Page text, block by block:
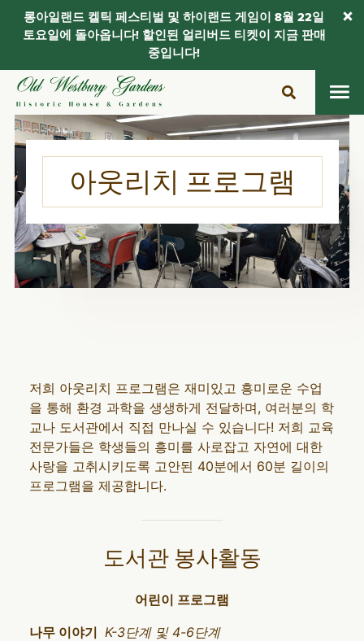
아웃리치 프로그램
저희 아웃리치 프로그램은 재미있고 흥미로운 수업
을 통해 환경 과학을 생생하게 전달하며, 여러분의 학
교나 도서관에서 직접 만나실 수 있습니다! 저희 교육
전문가들은 학생들의 흥미를 사로잡고 자연에 대한
사랑을 고취시키도록 고안된 40분에서 60분 길이의
프로그램을 제공합니다.
도서관 봉사활동
어린이 프로그램
나무 이야기 K-3단계 및 4-6단계
롱아일랜드 켈틱 페스티벌 및 하이랜드 게임이 8월 22일
토요일에 돌아옵니다! 할인된 얼리버드 티켓이 지금 판매
중입니다!